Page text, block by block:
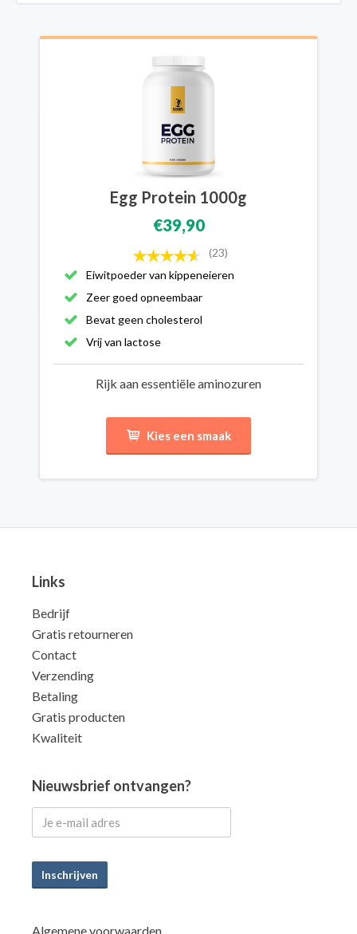
Egg Protein 1000g
€39,90
(23)
Eiwitpoeder van kippeneieren
Zeer goed opneembaar
Bevat geen cholesterol
Vrij van lactose
Rijk aan essentiële aminozuren
Kies een smaak
Links
Bedrijf
Gratis retourneren
Contact
Verzending
Betaling
Gratis producten
Kwaliteit
Nieuwsbrief ontvangen?
Inschrijven
Algemene voorwaarden